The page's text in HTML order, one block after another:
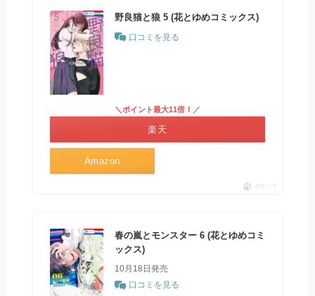
野良猫と狼 5 (花とゆめコミックス)
口コミを見る
Amazon
＼ポイント最大11倍！／
楽天
ポチップ
春の嵐とモンスター 6 (花とゆめコミ
ックス)
10月18日発売
口コミを見る